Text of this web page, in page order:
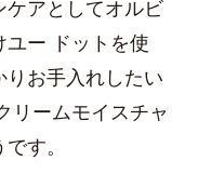
アとしてオルビ
ユー ドットを使
お手入れしたい
リームモイスチャ
す。